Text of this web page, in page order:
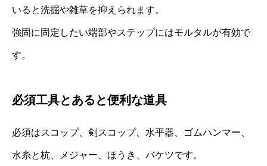
いると洗掘や雑草を抑えられます。
強固に固定したい端部やステップにはモルタルが有効で
す。
必須工具とあると便利な道具
必須はスコップ、剣スコップ、水平器、ゴムハンマー、
水糸と杭、メジャー、ほうき、バケツです。